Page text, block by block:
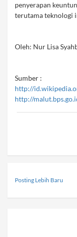
penyerapan
terutama teknologi
Oleh: Nur Lisa
Sumber :
http://
http://
Posting Lebih Baru